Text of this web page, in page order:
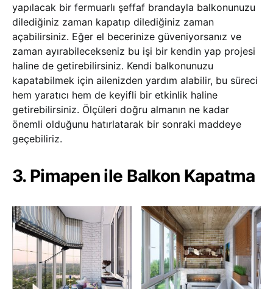
yapılacak bir fermuarlı şeffaf brandayla balkonunuzu
dilediğiniz zaman kapatıp dilediğiniz zaman
açabilirsiniz. Eğer el becerinize güveniyorsanız ve
zaman ayırabilecekseniz bu işi bir kendin yap projesi
haline de getirebilirsiniz. Kendi balkonunuzu
kapatabilmek için ailenizden yardım alabilir, bu süreci
hem yaratıcı hem de keyifli bir etkinlik haline
getirebilirsiniz. Ölçüleri doğru almanın ne kadar
önemli olduğunu hatırlatarak bir sonraki maddeye
geçebiliriz.
3. Pimapen ile Balkon Kapatma